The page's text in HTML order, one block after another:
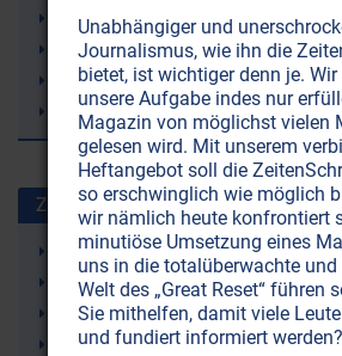
Hochfinanz
Weltgeschichte
Geheimdienste
Federal Reserve
Zuletzt gesuchte Stichworte
Kolloidales Silber
Arthrose
Lunge
Zehn Gebote
Unabhängiger und
Journalismus, wie ihn die
bietet, ist wichtiger denn je. Wir
unsere Aufgabe indes nur
Magazin von möglichst vielen
gelesen wird. Mit unserem
Heftangebot soll die
so erschwinglich wie möglich
wir nämlich heute konfrontiert
minutiöse Umsetzung eines
uns in die totalüberwachte
Welt des „Great Reset“ führen
Sie mithelfen, damit viele
und fundiert informiert werden?